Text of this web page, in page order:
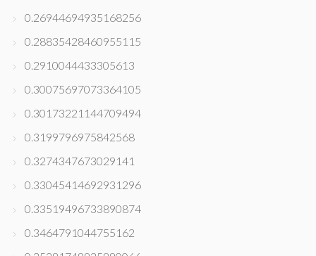
0.26944694935168256
0.28835428460955115
0.2910044433305613
0.30075697073364105
0.30173221144709494
0.3199796975842568
0.3274347673029141
0.33045414692931296
0.33519496733890874
0.3464791044755162